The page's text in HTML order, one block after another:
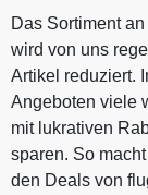
Das Sortiment
wird von uns
Artikel reduziert.
Angeboten viele
mit lukrativen
sparen. So
den Deals von